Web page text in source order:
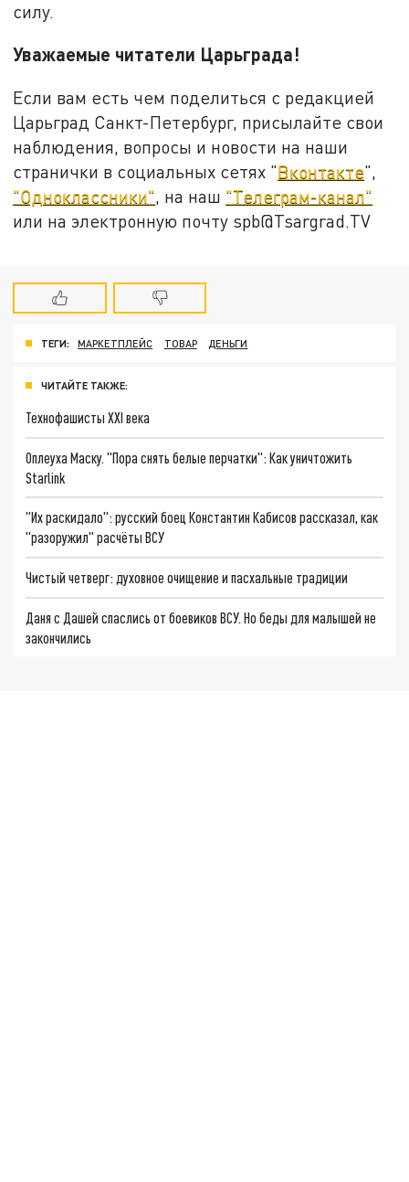
силу.
Уважаемые читатели Царьграда!
Если вам есть чем поделиться с редакцией
Царьград Санкт-Петербург, присылайте свои
наблюдения, вопросы и новости на наши
странички в социальных сетях "Вконтакте",
"Одноклассники" , на наш "Телеграм-канал"
или на электронную почту spb@Tsargrad.TV
ТЕГИ: МАРКЕТПЛЕЙС ТОВАР ДЕНЬГИ
ЧИТАЙТЕ ТАКЖЕ:
Технофашисты XXI века
Оплеуха Маску. "Пора снять белые перчатки": Как уничтожить
Starlink
"Их раскидало": русский боец Константин Кабисов рассказал, как
"разоружил" расчёты ВСУ
Чистый четверг: духовное очищение и пасхальные традиции
Даня с Дашей спаслись от боевиков ВСУ. Но беды для малышей не
закончились